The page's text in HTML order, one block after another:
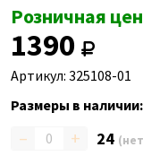
Розничная
1390
Артикул: 325108-01
Размеры в наличии:
– + 24